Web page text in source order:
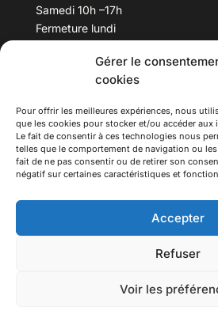
Gérer le
cookies
Pour offrir les meilleures expériences, nous
que les cookies pour stocker et/ou accéder
Le fait de consentir à ces technologies nous
telles que le comportement de navigation ou
fait de ne pas consentir ou de retirer son
négatif sur certaines caractéristiques et
Accepter
Refuser
Voir les
Samedi 10h –17h
Fermeture lundi
Téléphone : 04 78 53 06 40
Tous droits réservés.